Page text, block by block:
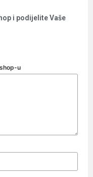
i podijelite Vaše
u